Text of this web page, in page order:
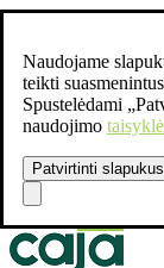
Naudojame
teikti
Spustelėdami
naudojimo
Patvirtinti slapukus
Susisiekite:
Skip to Content